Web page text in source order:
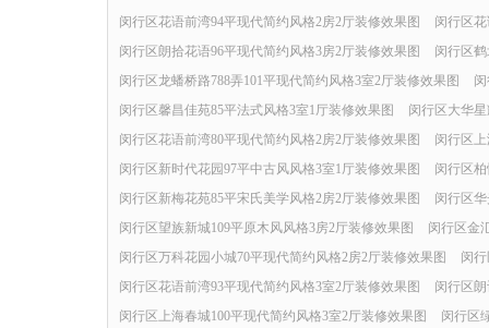
闵行区花语前湾94平现代简约风格2房2厅装修效果图
闵行区
闵行区朗拾花语96平现代简约风格3房2厅装修效果图
闵行区
闵行区龙蟠桥路788弄101平现代简约风格3室2厅装修效果图
闵行区馨昌佳苑85平法式风格3室1厅装修效果图
闵行区大华
闵行区花语前湾80平现代简约风格2房2厅装修效果图
闵行区
闵行区新时代花园97平中古风风格3室1厅装修效果图
闵行区
闵行区新梅花苑85平宋氏美学风格2房2厅装修效果图
闵行区
闵行区望族新城109平原木风风格3房2厅装修效果图
闵行区金
闵行区万科花园小城70平现代简约风格2房2厅装修效果图
闵
闵行区花语前湾93平现代简约风格3室2厅装修效果图
闵行区
闵行区上海春城100平现代简约风格3室2厅装修效果图
闵行区